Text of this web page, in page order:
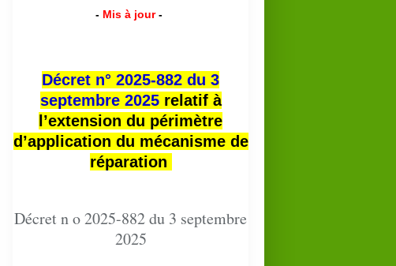
- Mis à jour -
Décret n° 2025-882 du 3
septembre 2025relatif à
l’extension du périmètre
d’application du mécanisme de
réparation
Décret n o 2025-882 du 3 septembre
2025